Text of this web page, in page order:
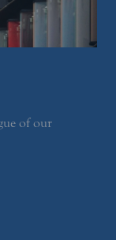
of our